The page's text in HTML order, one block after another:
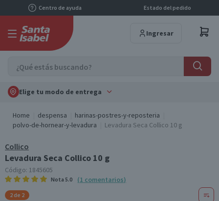
Centro de ayuda Estado del pedido
Ingresar
Elige tu modo de entrega
Home despensa
harinas-postres-y-reposteria
polvo-de-hornear-y-levadura
Levadura Seca Collico 10 g
Collico
Levadura Seca Collico 10 g
Código: 1845605
Nota 5.0 (1 comentarios)
2 de 2